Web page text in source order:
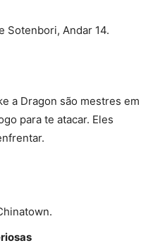
Sotenbori, Andar 14.
a Dragon são mestres em
para te atacar. Eles